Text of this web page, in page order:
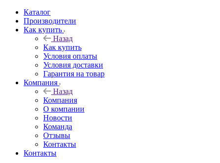
Каталог
Производители
Как купить
Назад
Как купить
Условия оплаты
Условия доставки
Гарантия на товар
Компания
Назад
Компания
О компании
Новости
Команда
Отзывы
Контакты
Контакты